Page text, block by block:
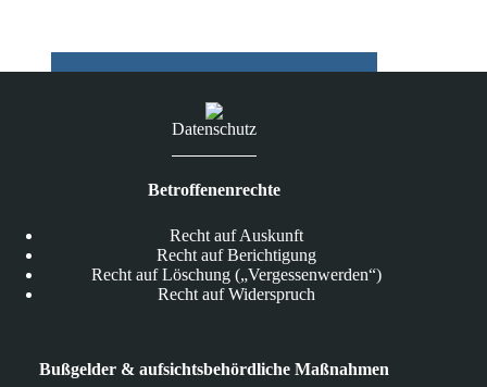
man
will
Datenschutz
Betroffenenrechte
Recht auf Auskunft
Recht auf Berichtigung
Recht auf Löschung („Vergessenwerden“)
Recht auf Widerspruch
Bußgelder & aufsichtsbehördliche Maßnahmen